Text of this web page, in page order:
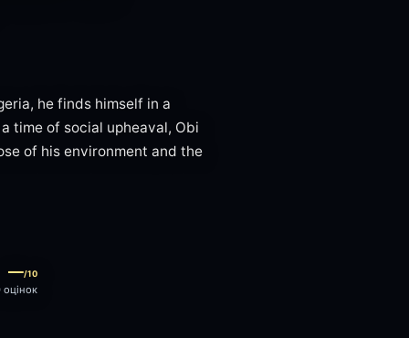
he finds himself in a
time of social upheaval, Obi
of his environment and the
—/10
оцінок